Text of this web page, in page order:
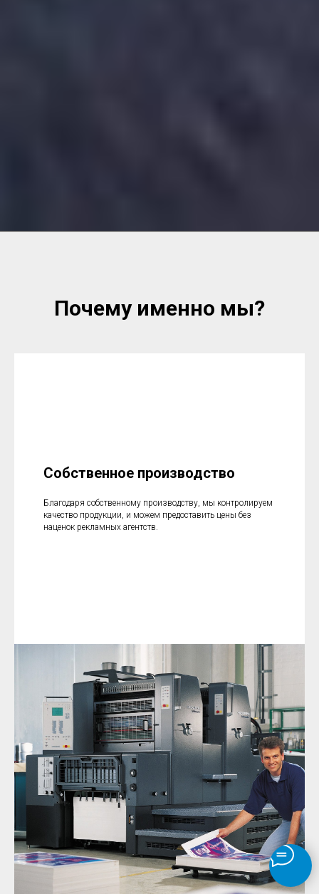
Почему именно мы?
Собственное производство
Благодаря собственному производству, мы контролируем
качество продукции, и можем предоставить цены без
наценок рекламных агентств.